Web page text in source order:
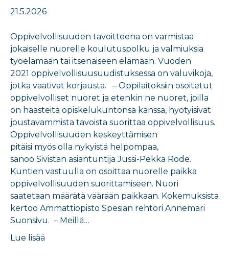
21.5.2026
Oppivelvollisuuden tavoitteena on varmistaa
jokaiselle nuorelle koulutuspolku ja valmiuksia
työelämään tai itsenäiseen elämään. Vuoden
2021 oppivelvollisuusuudistuksessa on valuvikoja,
jotka vaativat korjausta. – Oppilaitoksiin osoitetut
oppivelvolliset nuoret ja etenkin ne nuoret, joilla
on haasteita opiskelukuntonsa kanssa, hyötyisivät
joustavammista tavoista suorittaa oppivelvollisuus.
Oppivelvollisuuden keskeyttämisen
pitäisi myös olla nykyistä helpompaa,
sanoo Sivistan asiantuntija Jussi-Pekka Rode.
Kuntien vastuulla on osoittaa nuorelle paikka
oppivelvollisuuden suorittamiseen. Nuori
saatetaan määrätä väärään paikkaan. Kokemuksista
kertoo Ammattiopisto Spesian rehtori Annemari
Suonsivu. – Meillä…
Lue lisää